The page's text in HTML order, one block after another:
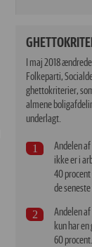
I maj 2018
Folkeparti,
ghettokriterier,
almene
underlagt.
Andelen
ikke er i
40
de
Andelen
kun har
60 procent.